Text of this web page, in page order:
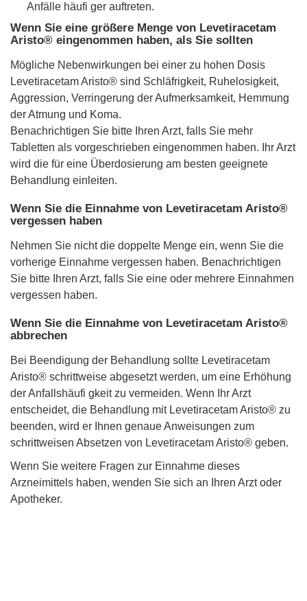
Anfälle häufi ger auftreten.
Wenn Sie eine größere Menge von Levetiracetam
Aristo® eingenommen haben, als Sie sollten
Mögliche Nebenwirkungen bei einer zu hohen Dosis
Levetiracetam Aristo® sind Schläfrigkeit, Ruhelosigkeit,
Aggression, Verringerung der Aufmerksamkeit, Hemmung
der Atmung und Koma.
Benachrichtigen Sie bitte Ihren Arzt, falls Sie mehr
Tabletten als vorgeschrieben eingenommen haben. Ihr Arzt
wird die für eine Überdosierung am besten geeignete
Behandlung einleiten.
Wenn Sie die Einnahme von Levetiracetam Aristo®
vergessen haben
Nehmen Sie nicht die doppelte Menge ein, wenn Sie die
vorherige Einnahme vergessen haben. Benachrichtigen
Sie bitte Ihren Arzt, falls Sie eine oder mehrere Einnahmen
vergessen haben.
Wenn Sie die Einnahme von Levetiracetam Aristo®
abbrechen
Bei Beendigung der Behandlung sollte Levetiracetam
Aristo® schrittweise abgesetzt werden, um eine Erhöhung
der Anfallshäufi gkeit zu vermeiden. Wenn Ihr Arzt
entscheidet, die Behandlung mit Levetiracetam Aristo® zu
beenden, wird er Ihnen genaue Anweisungen zum
schrittweisen Absetzen von Levetiracetam Aristo® geben.
Wenn Sie weitere Fragen zur Einnahme dieses
Arzneimittels haben, wenden Sie sich an Ihren Arzt oder
Apotheker.